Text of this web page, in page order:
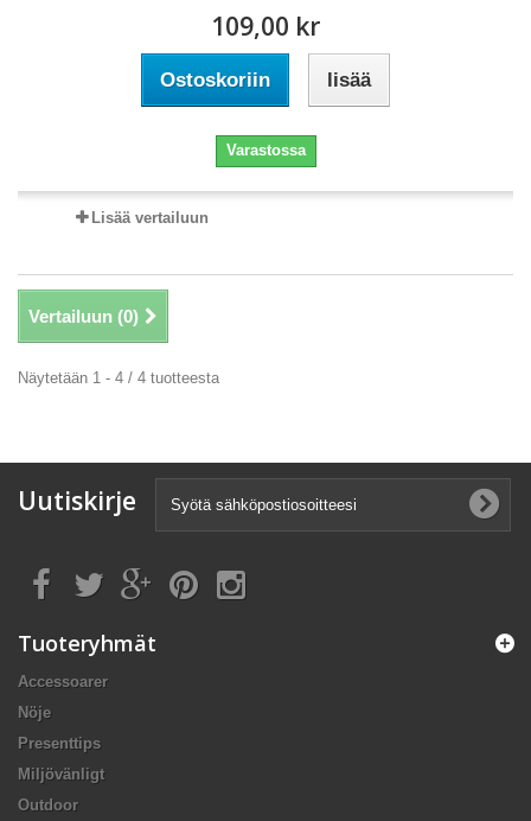
109,00 kr
Ostoskoriin lisää
Varastossa
Lisää vertailuun
Vertailuun (0)
Näytetään 1 - 4 / 4 tuotteesta
Uutiskirje
Tuoteryhmät
Accessoarer
Nöje
Presenttips
Miljövänligt
Outdoor